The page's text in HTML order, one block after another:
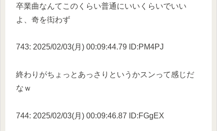
卒業曲なんてこのくらい普通にいいくらいでいい
よ、奇を衒わず
743: 2025/02/03(月) 00:09:44.79 ID:PM4PJ
終わりがちょっとあっさりというかスンって感じだ
なｗ
744: 2025/02/03(月) 00:09:46.87 ID:FGgEX